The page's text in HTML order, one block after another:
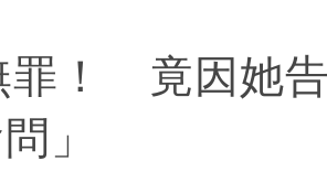
思樂冰僅10元
威爾發聲明怒斥
罪！ 竟因她
」